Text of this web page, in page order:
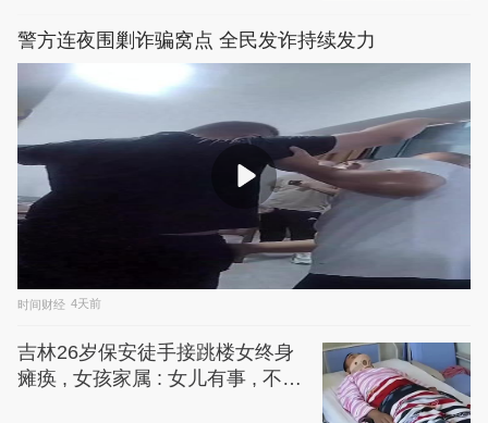
警方连夜围剿诈骗窝点 全民发诈持续发力
时间财经 4天前
吉林26岁保安徒手接跳楼女终身
瘫痪 , 女孩家属 : 女儿有事 , 不放